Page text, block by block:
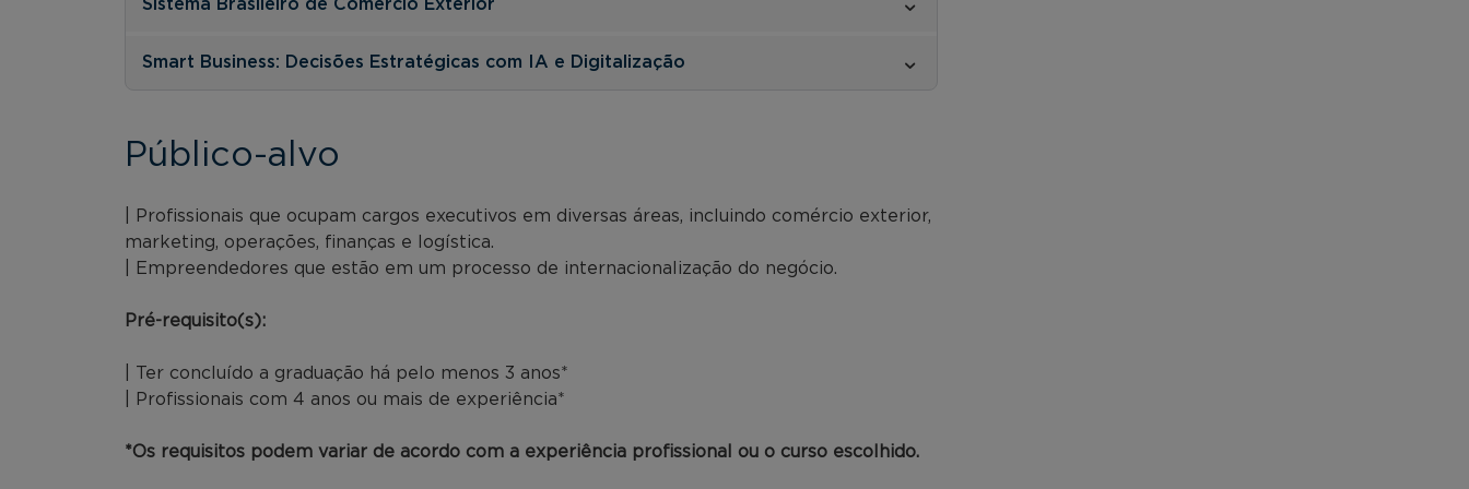
Sistema Brasileiro de Comércio Exterior
Smart Business: Decisões Estratégicas com IA e Digitalização
Público-alvo
| Profissionais que ocupam cargos executivos em diversas áreas, incluindo comércio exterior,
marketing, operações, finanças e logística.
| Empreendedores que estão em um processo de internacionalização do negócio.
Pré-requisito(s):
| Ter concluído a graduação há pelo menos 3 anos*
| Profissionais com 4 anos ou mais de experiência*
*Os requisitos podem variar de acordo com a experiência profissional ou o curso escolhido.